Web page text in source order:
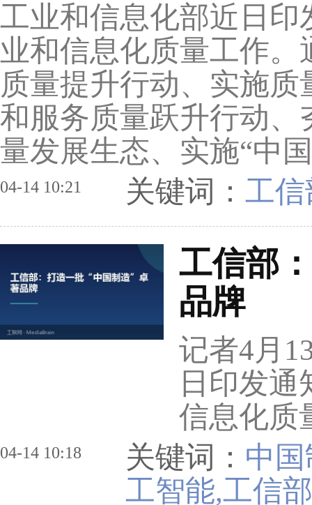
工业和信息化部近日印
业和信息化质量工作
质量提升行动、实施
和服务质量跃升行动
量发展生态、实施“中
04-14 10:21 关键词： 工信
工信部
品牌
记者4月
日印发通
信息化质
04-14 10:18 关键词： 中
工智能,工信部